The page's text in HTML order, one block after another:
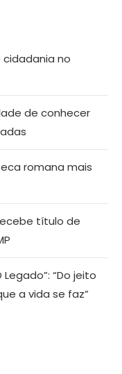
no
de conhecer
romana mais
título de
“Do jeito
a vida se faz”